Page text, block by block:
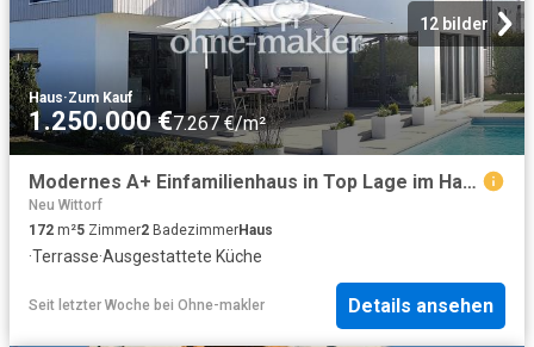
12 bilder
Haus·Zum Kauf
1.250.000 €7.267 €/m²
Modernes A+ Einfamilienhaus in Top Lage im Hanseviertel Lüneburg
Neu Wittorf
172 m²5 Zimmer2 BadezimmerHaus
·Terrasse·Ausgestattete Küche
Seit letzter Woche bei Ohne-makler Details ansehen